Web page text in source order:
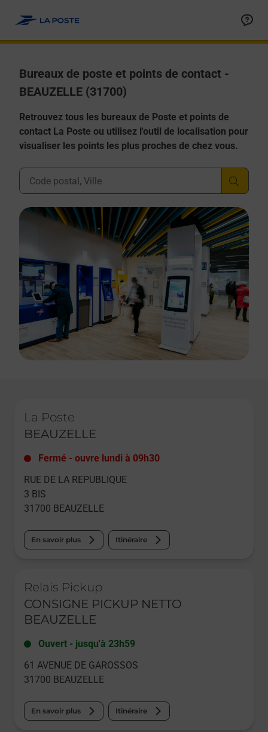
Bureaux de poste et points de contact -
BEAUZELLE (31700)
Retrouvez tous les bureaux de Poste et points de
contact La Poste ou utilisez l'outil de localisation pour
visualiser les points les plus proches de chez vous.
Ville, Département, Code Postal
La Poste
BEAUZELLE
Fermé - ouvre lundi à 09h30
RUE DE LA REPUBLIQUE
3 BIS
31700 BEAUZELLE
En savoir plus Itinéraire
Relais Pickup
CONSIGNE PICKUP NETTO
BEAUZELLE
Ouvert - jusqu'à 23h59
61 AVENUE DE GAROSSOS
31700 BEAUZELLE
En savoir plus Itinéraire